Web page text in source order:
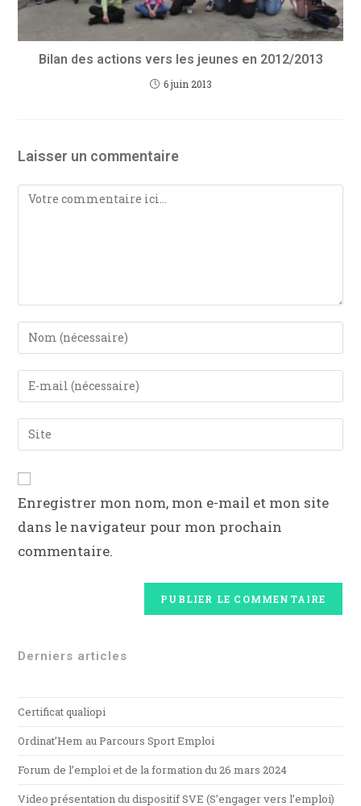
Bilan des actions vers les jeunes en 2012/2013
6 juin 2013
Laisser un commentaire
Enregistrer mon nom, mon e-mail et mon site
dans le navigateur pour mon prochain
commentaire.
Derniers articles
Certificat qualiopi
Ordinat’Hem au Parcours Sport Emploi
Forum de l’emploi et de la formation du 26 mars 2024
Video présentation du dispositif SVE (S’engager vers l’emploi)